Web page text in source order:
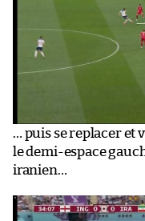
… puis se replacer et
le demi-espace
iranien…